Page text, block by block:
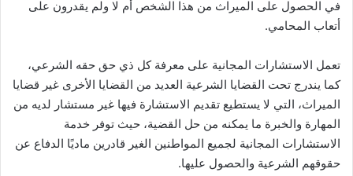
في الحصول على الميراث من هذا الشخص أم لا ولم يقدرون على
أتعاب المحامي.
تعمل الاستشارات المجانية على معرفة كل ذي حق حقه الشرعي،
كما يندرج تحت القضايا الشرعية العديد من القضايا الأخرى غير قضايا
الميراث، التي لا يستطيع تقديم الاستشارة فيها غير مستشار لديه من
المهارة والخبرة ما يمكنه من حل القضية، حيث توفر خدمة
الاستشارات المجانية لجميع المواطنين الغير قادرين ماديًا الدفاع عن
حقوقهم الشرعية والحصول عليها.